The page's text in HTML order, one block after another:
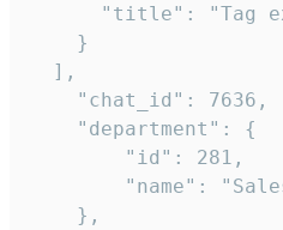
"title": "Tag
    }
  ],
    "chat_id": 7636,
    "department": {
        "id": 281,
"name":
    },